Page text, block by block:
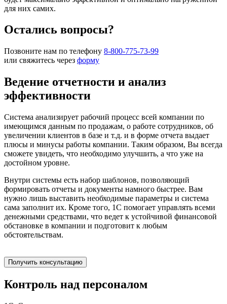
для них самих.
Остались вопросы?
Позвоните нам по телефону 8-800-775-73-99
или свяжитесь через форму
Ведение отчетности и анализ
эффективности
Система анализирует рабочий процесс всей компании по
имеющимся данным по продажам, о работе сотрудников, об
увеличении клиентов в базе и т.д. и в форме отчета выдает
плюсы и минусы работы компании. Таким образом, Вы всегда
сможете увидеть, что необходимо улучшить, а что уже на
достойном уровне.
Внутри системы есть набор шаблонов, позволяющий
формировать отчеты и документы намного быстрее. Вам
нужно лишь выставить необходимые параметры и система
сама заполнит их. Кроме того, 1С помогает управлять всеми
денежными средствами, что ведет к устойчивой финансовой
обстановке в компании и подготовит к любым
обстоятельствам.
Получить консультацию
Контроль над персоналом